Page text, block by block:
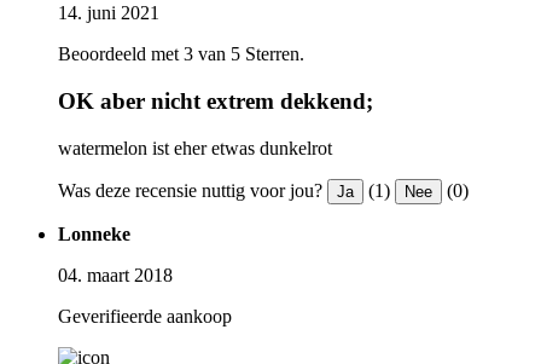
14. juni 2021
Beoordeeld met 3 van 5 Sterren.
OK aber nicht extrem dekkend;
watermelon ist eher etwas dunkelrot
Was deze recensie nuttig voor jou? Ja (1) Nee (0)
Lonneke
04. maart 2018
Geverifieerde aankoop